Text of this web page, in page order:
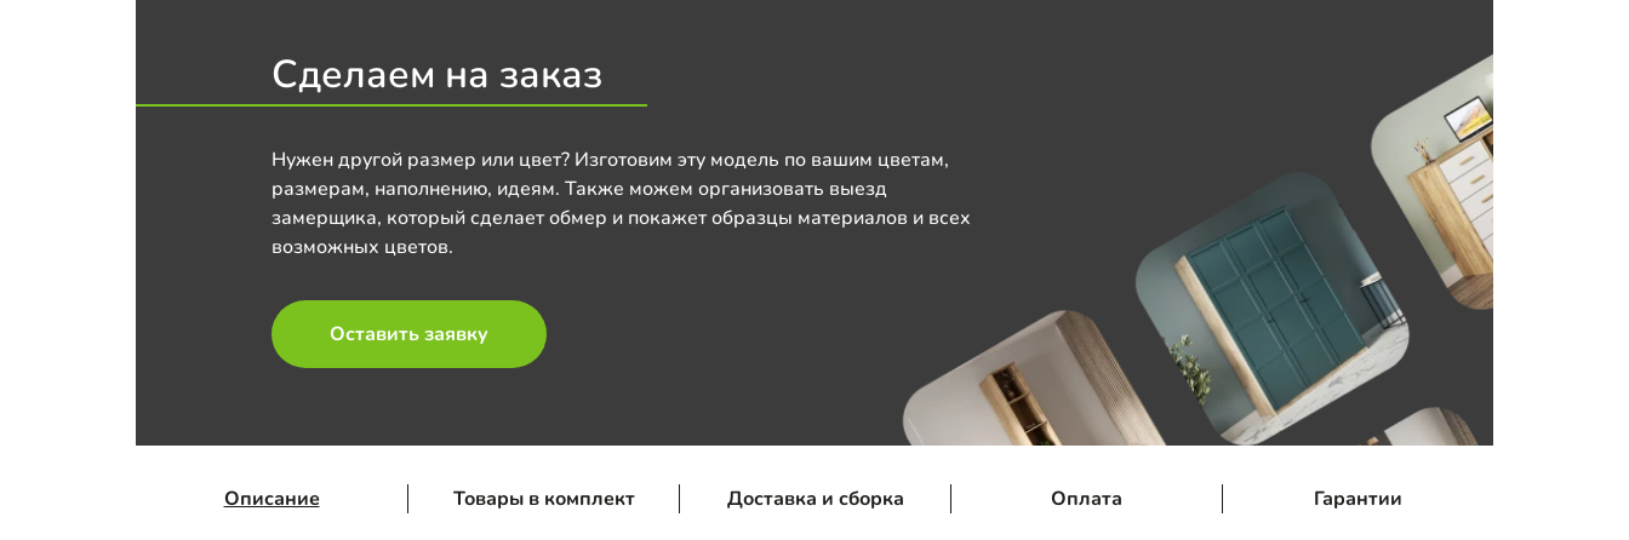
Сделаем на заказ
Нужен другой размер или цвет? Изготовим эту модель по вашим цветам,
размерам, наполнению, идеям. Также можем организовать выезд
замерщика, который сделает обмер и покажет образцы материалов и всех
возможных цветов.
Оставить заявку
Описание Товары в комплект Доставка и сборка Оплата Гарантии